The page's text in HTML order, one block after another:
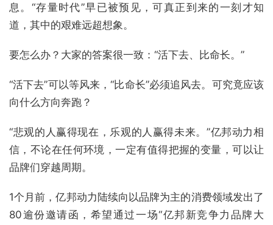
息。“存量时代”早已被预见，可真正到来的一刻才知
道，其中的艰难远超想象。
要怎么办？大家的答案很一致：“活下去、比命长。”
“活下去”可以等风来，“比命长”必须追风去。可究竟应该
向什么方向奔跑？
“悲观的人赢得现在，乐观的人赢得未来。”亿邦动力相
信，不论在任何环境，一定有值得把握的变量，可以让
品牌们穿越周期。
1个月前，亿邦动力陆续向以品牌为主的消费领域发出了
80逾份邀请函，希望通过一场“亿邦新竞争力品牌大